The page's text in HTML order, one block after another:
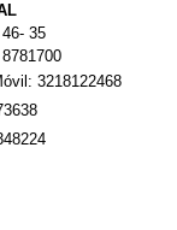
35
3218122468